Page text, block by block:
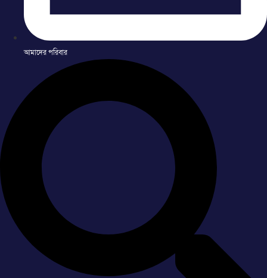
আমাদের পরিবার